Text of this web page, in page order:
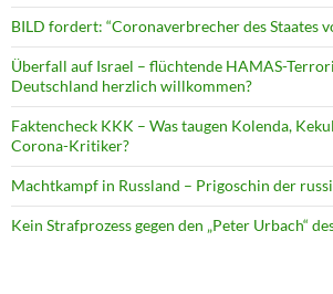
BILD fordert: “Coronaverbrecher des Staates
Überfall auf Israel – flüchtende HAMAS-
Deutschland herzlich willkommen?
Faktencheck KKK – Was taugen Kolenda,
Corona-Kritiker?
Machtkampf in Russland – Prigoschin der
Kein Strafprozess gegen den „Peter Urbach“